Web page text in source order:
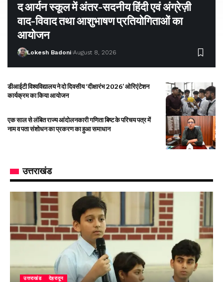
द आर्यन स्कूल में अंतर-सदनीय हिंदी एवं अंग्रेज़ी
वाद-विवाद तथा आशुभाषण प्रतियोगिताओं का
आयोजन
Lokesh Badoni August 8, 2026
डीआईटी विश्वविद्यालय ने दो दिवसीय ‘दीक्षारंभ 2026’ ओरिएंटेशन
कार्यक्रम का किया आयोजन
एक साल से लंबित राज्य आंदोलनकारी गणिता बिष्ट के परिचय पत्र में
नाम व पता संशोधन का प्रकरण का हुआ समाधान
उत्तराखंड
उत्तराखंड देहरादून